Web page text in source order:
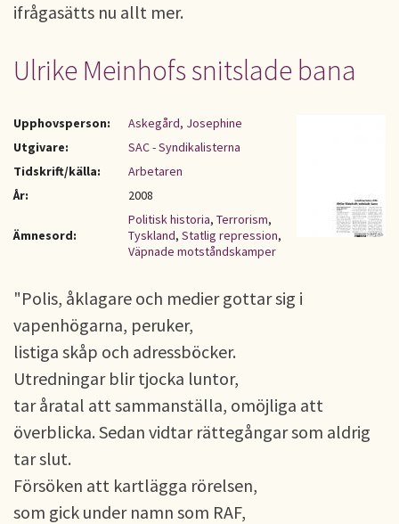
ifrågasätts nu allt mer.
Ulrike Meinhofs snitslade bana
Upphovsperson:
Askegård, Josephine
Utgivare:
SAC - Syndikalisterna
Tidskrift/källa:
Arbetaren
År:
2008
Ämnesord:
Politisk historia, Terrorism,
Tyskland, Statlig repression,
Väpnade motståndskamper
"Polis, åklagare och medier gottar sig i
vapenhögarna, peruker,
listiga skåp och adressböcker.
Utredningar blir tjocka luntor,
tar åratal att sammanställa, omöjliga att
överblicka. Sedan vidtar rättegångar som aldrig
tar slut.
Försöken att kartlägga rörelsen,
som gick under namn som RAF,